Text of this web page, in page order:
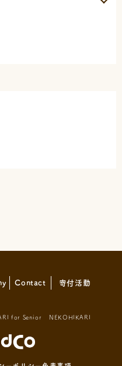
Contact 寄付活動
for Senior NEKOHIKARI